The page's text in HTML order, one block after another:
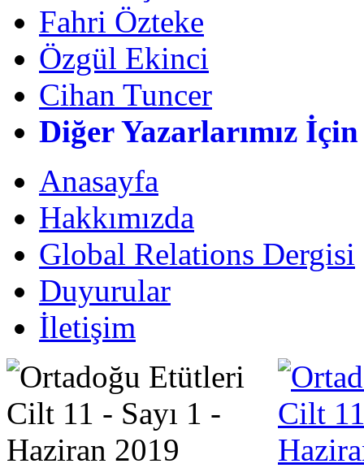
Fahri Özteke
Özgül Ekinci
Cihan Tuncer
Diğer Yazarlarımız İçin
Anasayfa
Hakkımızda
Global Relations Dergisi
Duyurular
İletişim